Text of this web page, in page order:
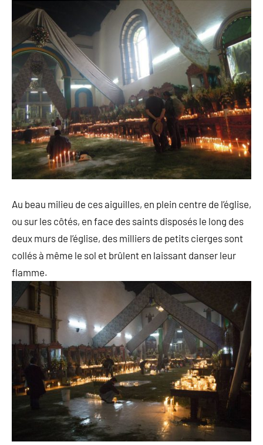
Au beau milieu de ces aiguilles, en plein centre de l’église,
ou sur les côtés, en face des saints disposés le long des
deux murs de l’église, des milliers de petits cierges sont
collés à même le sol et brûlent en laissant danser leur
flamme.